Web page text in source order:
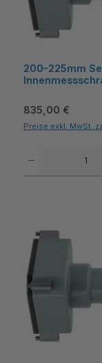
200–225mm
Regulärer Preis:
835,00 €
Preise exkl. MwSt.